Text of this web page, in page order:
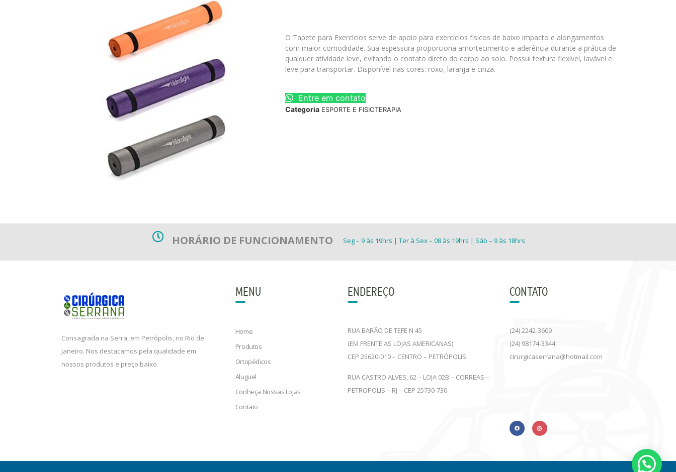
O Tapete para Exercícios serve de apoio para exercícios físicos de baixo impacto e alongamentos
com maior comodidade. Sua espessura proporciona amortecimento e aderência durante a prática de
qualquer atividade leve, evitando o contato direto do corpo ao solo. Possui textura flexível, lavável e
leve para transportar. Disponível nas cores: roxo, laranja e cinza.
Entre em contato
Categoria ESPORTE E FISIOTERAPIA
HORÁRIO DE FUNCIONAMENTO Seg – 9 às 19hrs | Ter à Sex – 08 às 19hrs | Sáb – 9 às 18hrs
Consagrada na Serra, em Petrópolis, no Rio de
Janeiro. Nos destacamos pela qualidade em
nossos produtos e preço baixo.
MENU
Home
Produtos
Ortopédicos
Aluguel
Conheça Nossas Lojas
Contato
ENDEREÇO
RUA BARÃO DE TEFE N 45
(EM FRENTE AS LOJAS AMERICANAS)
CEP 25620-010 – CENTRO – PETRÓPOLIS
RUA CASTRO ALVES, 62 – LOJA 02B – CORREAS –
PETROPOLIS – RJ – CEP 25730-730
CONTATO
(24) 2242-3609
(24) 98174-3344
cirurgicaserrana@hotmail.com